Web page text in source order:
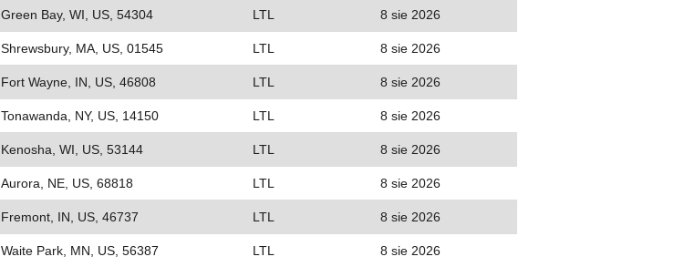
Green Bay, WI, US, 54304 LTL 8 sie 2026
Shrewsbury, MA, US, 01545 LTL 8 sie 2026
Fort Wayne, IN, US, 46808 LTL 8 sie 2026
Tonawanda, NY, US, 14150 LTL 8 sie 2026
Kenosha, WI, US, 53144 LTL 8 sie 2026
Aurora, NE, US, 68818 LTL 8 sie 2026
Fremont, IN, US, 46737 LTL 8 sie 2026
Waite Park, MN, US, 56387 LTL 8 sie 2026